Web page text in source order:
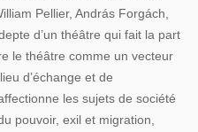
Pellier, András Forgách,
d’un théâtre qui fait la part
le théâtre comme un vecteur
d’échange et de
les sujets de société
pouvoir, exil et migration,